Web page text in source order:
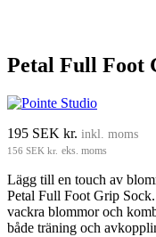
Petal Full Foot
195 SEK kr. inkl. moms
156 SEK kr. eks. moms
Lägg till en touch av
Petal Full Foot Grip
vackra blommor och
både träning och